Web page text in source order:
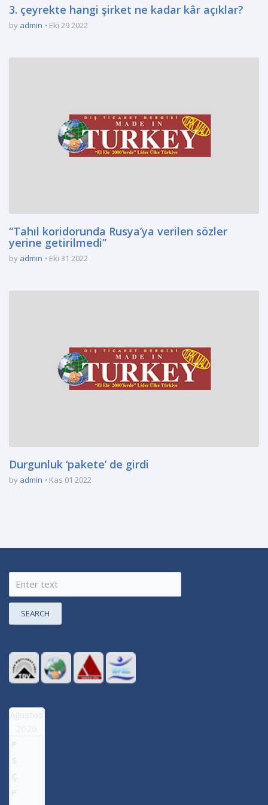
3. çeyrekte hangi şirket ne kadar kâr açıklar?
by admin Eki 29 2022
“Tahıl koridorunda Rusya’ya verilen sözler
yerine getirilmedi”
by admin Eki 31 2022
Durgunluk ‘pakete’ de girdi
by admin Kas 01 2022
SEARCH
Ağustos
2026
P
S
Ç
P